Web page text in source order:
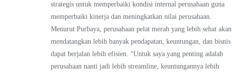
strategis untuk memperbaiki kondisi internal perusahaan guna
memperbaiki kinerja dan meningkatkan nilai perusahaan.
Menurut Purbaya, perusahaan pelat merah yang lebih sehat akan
mendatangkan lebih banyak pendapatan, keuntungan, dan bisnis
dapat berjalan lebih efisien. “Untuk saya yang penting adalah
perusahaan nanti jadi lebih streamline, keuntungannya lebih